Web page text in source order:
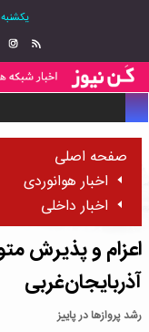
یکشنبه ۱۸ مرداد ۱۴۰۵
صفحه اصلی
اخبار هوانوردی
اخبار داخلی
آذربایجان‌غربی
رشد پروازها در پاییز